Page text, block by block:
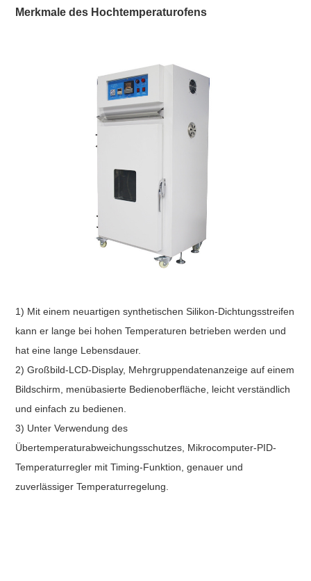
Merkmale des Hochtemperaturofens
1) Mit einem neuartigen synthetischen Silikon-Dichtungsstreifen
kann er lange bei hohen Temperaturen betrieben werden und
hat eine lange Lebensdauer.
2) Großbild-LCD-Display, Mehrgruppendatenanzeige auf einem
Bildschirm, menübasierte Bedienoberfläche, leicht verständlich
und einfach zu bedienen.
3) Unter Verwendung des
Übertemperaturabweichungsschutzes, Mikrocomputer-PID-
Temperaturregler mit Timing-Funktion, genauer und
zuverlässiger Temperaturregelung.